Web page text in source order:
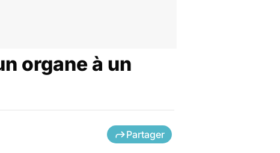
organe à un
Partager